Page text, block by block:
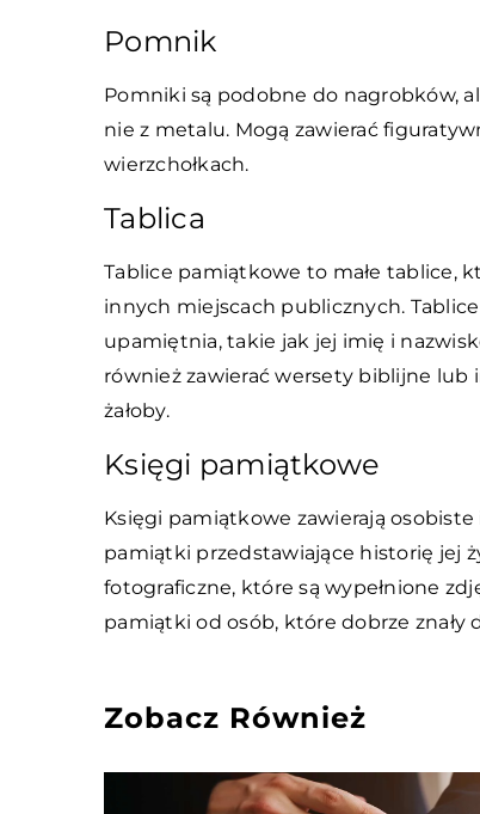
Pomnik
Pomniki są podobne do nagrobków,
nie z metalu. Mogą zawierać
wierzchołkach.
Tablica
Tablice pamiątkowe to małe tablice,
innych miejscach publicznych.
upamiętnia, takie jak jej imię i
również zawierać wersety biblijne lub
żałoby.
Księgi pamiątkowe
Księgi pamiątkowe zawierają
pamiątki przedstawiające historię jej
fotograficzne, które są wypełnione
pamiątki od osób, które dobrze znały
Zobacz Również